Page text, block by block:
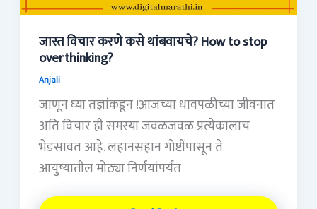
जास्त विचार करणे कसे थांबवायचे? How to stop
overthinking?
Anjali
जाणून घ्या तज्ञांकडून !आजच्या धावपळीच्या जीवनात
अति विचार ही समस्या जवळजवळ प्रत्येकालाच
भेडसावत आहे. लहानसहान गोष्टींपासून ते
आयुष्यातील मोठ्या निर्णयांपर्यंत
stop
overthinking?